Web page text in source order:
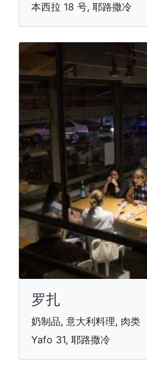
本西拉 18 号, 耶路撒冷
罗扎
奶制品, 意大利料理, 肉类
Yafo 31, 耶路撒冷